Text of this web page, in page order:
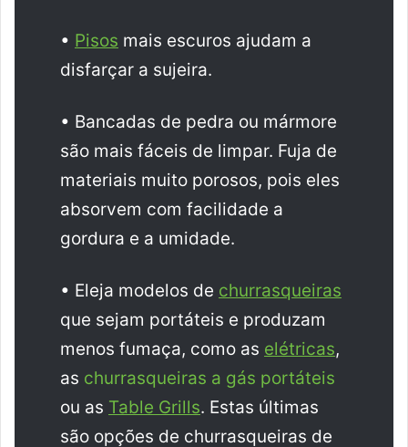
• Pisos mais escuros ajudam a
disfarçar a sujeira.
• Bancadas de pedra ou mármore
são mais fáceis de limpar. Fuja de
materiais muito porosos, pois eles
absorvem com facilidade a
gordura e a umidade.
• Eleja modelos de churrasqueiras
que sejam portáteis e produzam
menos fumaça, como as elétricas,
as churrasqueiras a gás portáteis
ou as Table Grills. Estas últimas
são opções de churrasqueiras de